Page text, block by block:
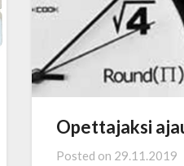
Opettajaksi
Posted on 29.11.2019